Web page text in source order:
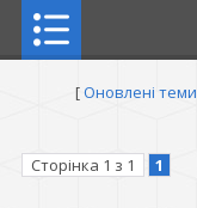
[Оновлені теми
Сторінка 1 з 1 1